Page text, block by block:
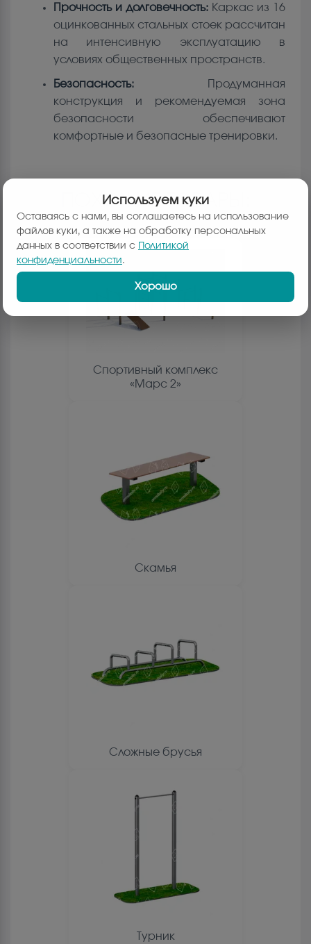
Прочность и долговечность: Каркас из 16
оцинкованных стальных стоек рассчитан
на интенсивную эксплуатацию в
условиях общественных пространств.
Безопасность: Продуманная
конструкция и рекомендуемая зона
безопасности обеспечивают
комфортные и безопасные тренировки.
ПОХОЖИЕ ТОВАРЫ:
Спортивный комплекс
«Марс 2»
Скамья
Сложные брусья
Турник
Используем куки
Оставаясь с нами, вы соглашаетесь на использование
файлов куки, а также на обработку персональных
данных в соответствии с
Политикой
конфиденциальности.
Хорошо